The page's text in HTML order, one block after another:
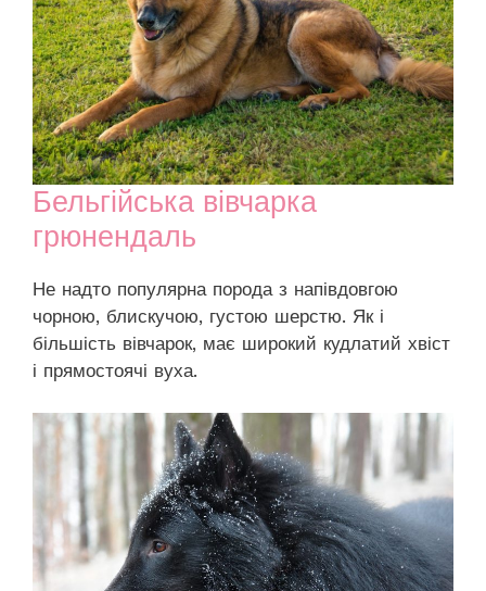
Бельгійська вівчарка
грюнендаль
Не надто популярна порода з напівдовгою
чорною, блискучою, густою шерстю. Як і
більшість вівчарок, має широкий кудлатий хвіст
і прямостоячі вуха.